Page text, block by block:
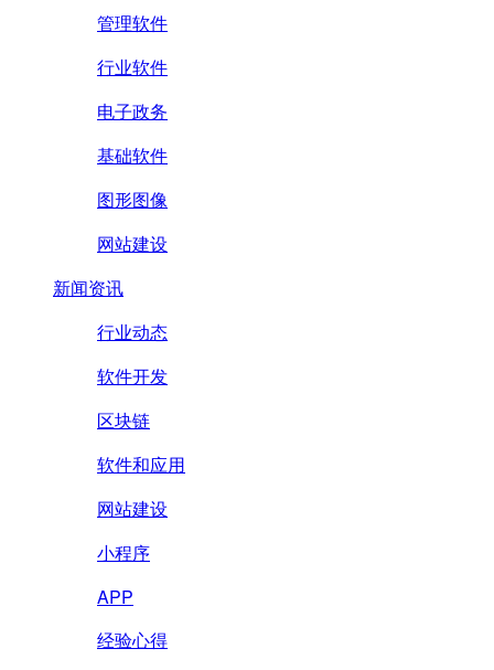
管理软件
行业软件
电子政务
基础软件
图形图像
网站建设
新闻资讯
行业动态
软件开发
区块链
软件和应用
网站建设
小程序
APP
经验心得